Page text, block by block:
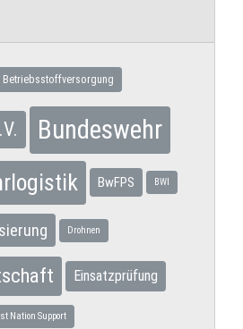
Betriebsstoffversorgung
Bundeswehr
BwFPS BWI
Drohnen
Einsatzprüfung
Nation Support